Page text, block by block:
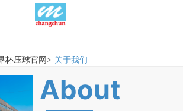
杯压球官网> 关于我们
About